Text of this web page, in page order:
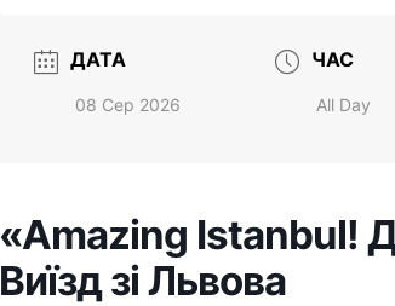
ДАТА
08 Сер 2026
ЧАС
All Day
«Amazing Istanbul!
Виїзд зі Львова